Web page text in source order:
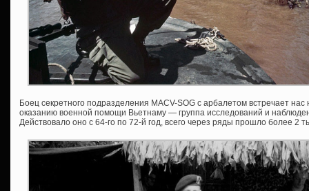
Боец секретного подразделения MACV-SOG с арбалетом встречает
оказанию военной помощи Вьетнаму — группа исследований и
Действовало оно с 64-го по 72-й год, всего через ряды прошло более 2